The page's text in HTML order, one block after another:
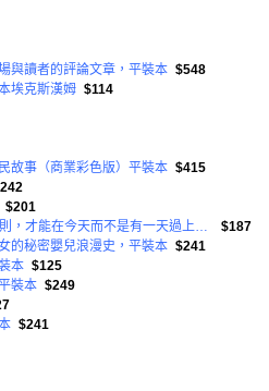
與讀者的評論文章，平裝本 $548
埃克斯漢姆 $114
故事（商業彩色版）平裝本 $415
$201
刻意致富：你需要知道的 5 條規則，才能在今天而不是有一天過上你夢想的生活方式平裝本
$187
的秘密嬰兒浪漫史，平裝本 $241
本 $125
裝本 $249
$241